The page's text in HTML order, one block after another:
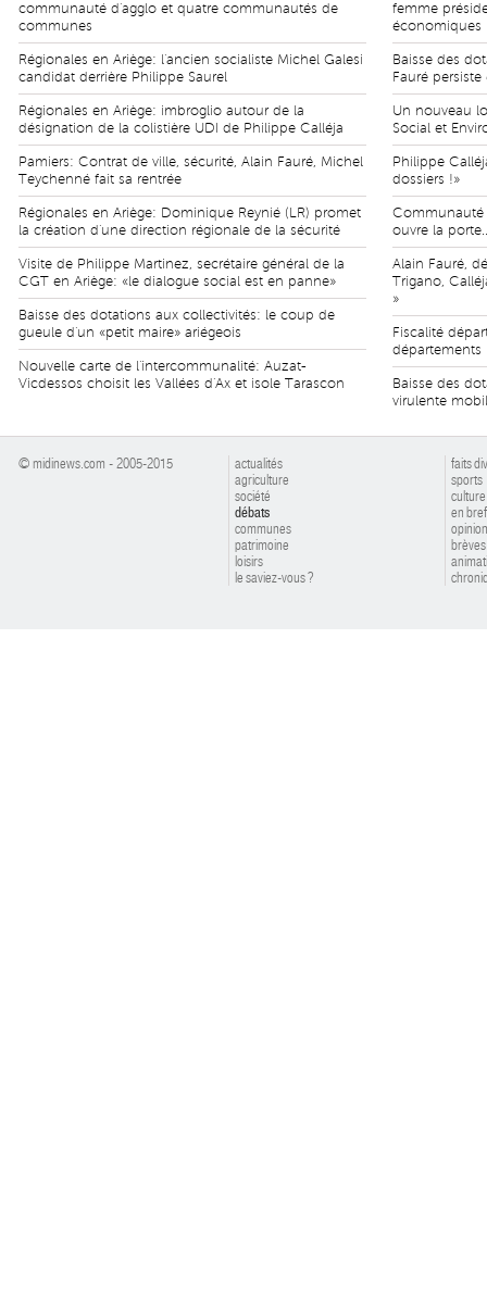
communauté d'agglo et quatre communautés de
communes
Régionales en Ariège: l'ancien socialiste Michel Galesi
candidat derrière Philippe Saurel
Régionales en Ariège: imbroglio autour de la
désignation de la colistière UDI de Philippe Calléja
Pamiers: Contrat de ville, sécurité, Alain Fauré, Michel
Teychenné fait sa rentrée
Régionales en Ariège: Dominique Reynié (LR) promet
la création d'une direction régionale de la sécurité
Visite de Philippe Martinez, secrétaire général de la
CGT en Ariège: «le dialogue social est en panne»
Baisse des dotations aux collectivités: le coup de
gueule d'un «petit maire» ariégeois
Nouvelle carte de l'intercommunalité: Auzat-
Vicdessos choisit les Vallées d'Ax et isole Tarascon
femme
économiques
Baisse des
Fauré persiste
Un nouveau
Social et
Philippe
dossiers !»
Communauté
ouvre la
Alain Fauré,
Trigano,
»
Fiscalité
départements
Baisse des
virulente
© midinews.com - 2005-2015
actualités
agriculture
société
débats
communes
patrimoine
loisirs
le saviez-vous ?
faits
sports
culture
en bref
brèves